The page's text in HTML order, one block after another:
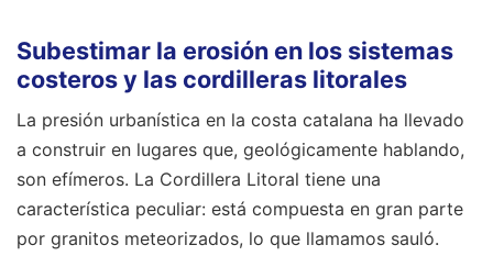
Subestimar la erosión en los sistemas
costeros y las cordilleras litorales
La presión urbanística en la costa catalana ha llevado
a construir en lugares que, geológicamente hablando,
son efímeros. La Cordillera Litoral tiene una
característica peculiar: está compuesta en gran parte
por granitos meteorizados, lo que llamamos sauló.